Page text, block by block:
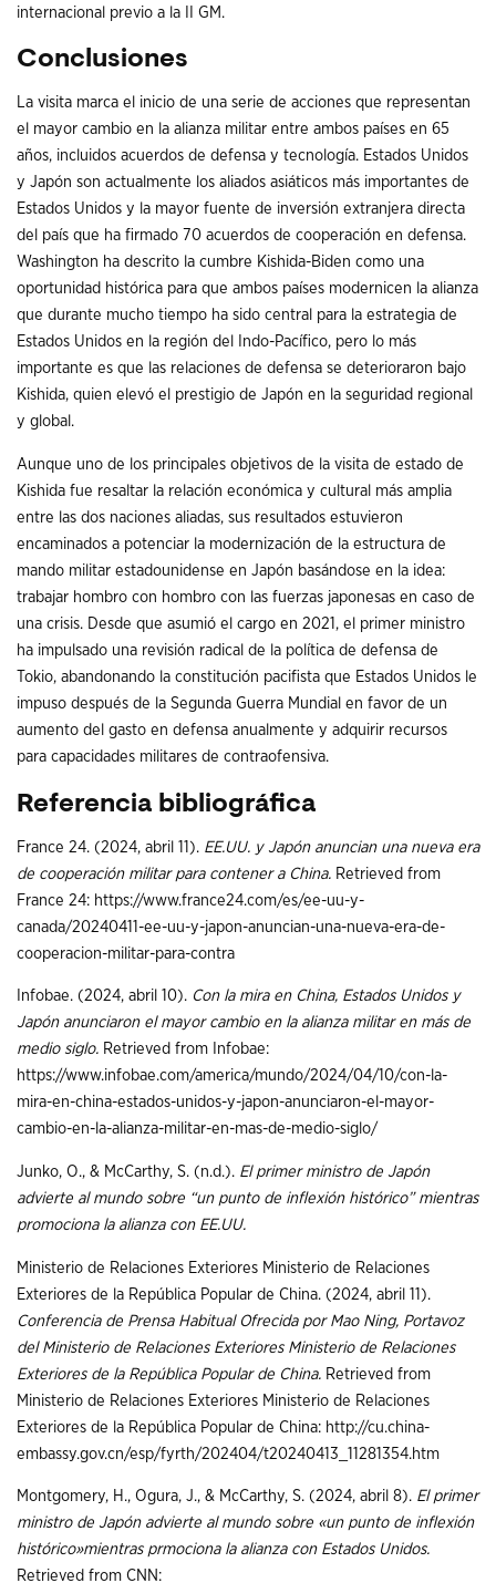
internacional previo a la II GM.
Conclusiones
La visita marca el inicio de una serie de acciones que representan
el mayor cambio en la alianza militar entre ambos países en 65
años, incluidos acuerdos de defensa y tecnología. Estados Unidos
y Japón son actualmente los aliados asiáticos más importantes de
Estados Unidos y la mayor fuente de inversión extranjera directa
del país que ha firmado 70 acuerdos de cooperación en defensa.
Washington ha descrito la cumbre Kishida-Biden como una
oportunidad histórica para que ambos países modernicen la alianza
que durante mucho tiempo ha sido central para la estrategia de
Estados Unidos en la región del Indo-Pacífico, pero lo más
importante es que las relaciones de defensa se deterioraron bajo
Kishida, quien elevó el prestigio de Japón en la seguridad regional
y global.
Aunque uno de los principales objetivos de la visita de estado de
Kishida fue resaltar la relación económica y cultural más amplia
entre las dos naciones aliadas, sus resultados estuvieron
encaminados a potenciar la modernización de la estructura de
mando militar estadounidense en Japón basándose en la idea:
trabajar hombro con hombro con las fuerzas japonesas en caso de
una crisis. Desde que asumió el cargo en 2021, el primer ministro
ha impulsado una revisión radical de la política de defensa de
Tokio, abandonando la constitución pacifista que Estados Unidos le
impuso después de la Segunda Guerra Mundial en favor de un
aumento del gasto en defensa anualmente y adquirir recursos
para capacidades militares de contraofensiva.
Referencia bibliográfica
France 24. (2024, abril 11). EE.UU. y Japón anuncian una nueva era
de cooperación militar para contener a China. Retrieved from
France 24: https://www.france24.com/es/ee-uu-y-
canada/20240411-ee-uu-y-japon-anuncian-una-nueva-era-de-
cooperacion-militar-para-contra
Infobae. (2024, abril 10). Con la mira en China, Estados Unidos y
Japón anunciaron el mayor cambio en la alianza militar en más de
medio siglo. Retrieved from Infobae:
https://www.infobae.com/america/mundo/2024/04/10/con-la-
mira-en-china-estados-unidos-y-japon-anunciaron-el-mayor-
cambio-en-la-alianza-militar-en-mas-de-medio-siglo/
Junko, O., & McCarthy, S. (n.d.). El primer ministro de Japón
advierte al mundo sobre “un punto de inflexión histórico” mientras
promociona la alianza con EE.UU.
Ministerio de Relaciones Exteriores Ministerio de Relaciones
Exteriores de la República Popular de China. (2024, abril 11).
Conferencia de Prensa Habitual Ofrecida por Mao Ning, Portavoz
del Ministerio de Relaciones Exteriores Ministerio de Relaciones
Exteriores de la República Popular de China. Retrieved from
Ministerio de Relaciones Exteriores Ministerio de Relaciones
Exteriores de la República Popular de China: http://cu.china-
embassy.gov.cn/esp/fyrth/202404/t20240413_11281354.htm
Montgomery, H., Ogura, J., & McCarthy, S. (2024, abril 8). El primer
ministro de Japón advierte al mundo sobre «un punto de inflexión
histórico»mientras prmociona la alianza con Estados Unidos.
Retrieved from CNN: